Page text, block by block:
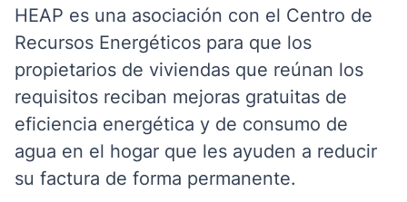
HEAP es una asociación con el Centro de
Recursos Energéticos para que los
propietarios de viviendas que reúnan los
requisitos reciban mejoras gratuitas de
eficiencia energética y de consumo de
agua en el hogar que les ayuden a reducir
su factura de forma permanente.